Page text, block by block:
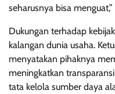
seharusnya bisa
Dukungan terhadap
kalangan dunia usaha.
menyatakan pihaknya
meningkatkan
tata kelola sumber daya